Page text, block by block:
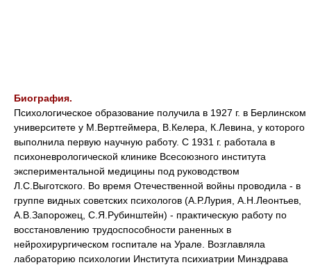
Биография.
Психологическое образование получила в 1927 г. в Берлинском
университете у М.Вертгеймера, В.Келера, К.Левина, у которого
выполнила первую научную работу. С 1931 г. работала в
психоневрологической клинике Всесоюзного института
экспериментальной медицины под руководством
Л.С.Выготского. Во время Отечественной войны проводила - в
группе видных советских психологов (А.Р.Лурия, А.Н.Леонтьев,
А.В.Запорожец, С.Я.Рубинштейн) - практическую работу по
восстановлению трудоспособности раненных в
нейрохирургическом госпитале на Урале. Возглавляла
лабораторию психологии Института психиатрии Минздрава